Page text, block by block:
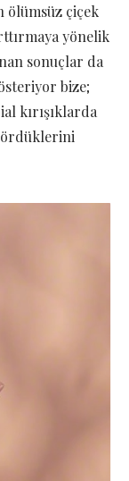
ölümsüz çiçek
yönelik
sonuçlar da
bize;
kırışıklarda